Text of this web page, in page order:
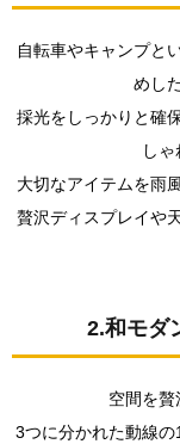
め
自転車やキャンプと
めし
採光をしっかりと確
し
大切なアイテムを雨
贅沢ディスプレイや
2.和モダ
空間を贅
3つに分かれた動線